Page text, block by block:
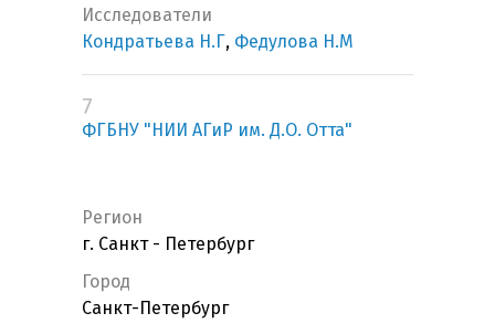
Исследователи
Кондратьева Н.Г, Федулова Н.М
7
ФГБНУ "НИИ АГиР им. Д.О. Отта"
Регион
г. Санкт - Петербург
Город
Санкт-Петербург